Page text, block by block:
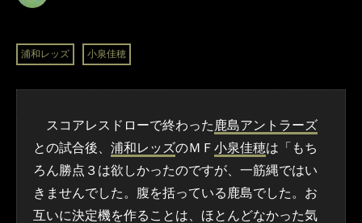
浦和レッズ 小泉佳穂
スコアレスドローで終わった 鹿島アントラーズ
との試合後、 浦和レッズのＭＦ 小泉佳穂は「もち
ろん勝点３は欲しかったのですが、一筋縄ではい
きませんでした。腹を括っている鹿島でした。お
互いに決定機を作ることは、ほとんどなかった気